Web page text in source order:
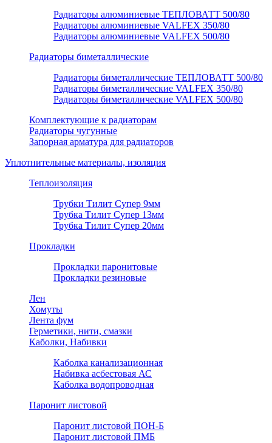
Радиаторы алюминиевые ТЕПЛОВАТТ 500/80
Радиаторы алюминиевые VALFEX 350/80
Радиаторы алюминиевые VALFEX 500/80
Радиаторы биметаллические
Радиаторы биметаллические ТЕПЛОВАТТ 500/80
Радиаторы биметаллические VALFEX 350/80
Радиаторы биметаллические VALFEX 500/80
Комплектующие к радиаторам
Радиаторы чугунные
Запорная арматура для радиаторов
Уплотнительные материалы, изоляция
Теплоизоляция
Трубки Тилит Супер 9мм
Трубка Тилит Супер 13мм
Трубка Тилит Супер 20мм
Прокладки
Прокладки паронитовые
Прокладки резиновые
Лен
Хомуты
Лента фум
Герметики, нити, смазки
Каболки, Набивки
Каболка канализационная
Набивка асбестовая АС
Каболка водопроводная
Паронит листовой
Паронит листовой ПОН-Б
Паронит листовой ПМБ